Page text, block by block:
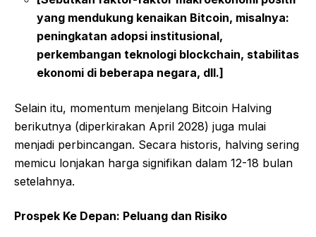
yang mendukung kenaikan Bitcoin, misalnya:
peningkatan adopsi institusional,
perkembangan teknologi blockchain, stabilitas
ekonomi di beberapa negara, dll.]
Selain itu, momentum menjelang Bitcoin Halving
berikutnya (diperkirakan April 2028) juga mulai
menjadi perbincangan. Secara historis, halving sering
memicu lonjakan harga signifikan dalam 12-18 bulan
setelahnya.
Prospek Ke Depan: Peluang dan Risiko